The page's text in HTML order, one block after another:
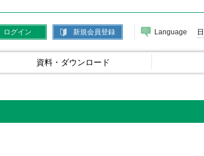
ログイン 新規会員登録 Language
資料・ダウンロード